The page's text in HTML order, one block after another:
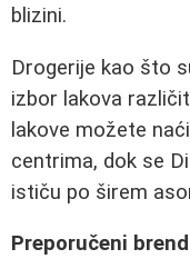
blizini.
Drogerije kao što
izbor lakova
lakove možete
centrima, dok se
ističu po širem
Preporučeni